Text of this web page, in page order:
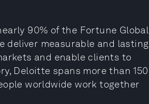
90% of the Fortune Global
deliver measurable and lasting
and enable clients to
Deloitte spans more than 150
worldwide work together